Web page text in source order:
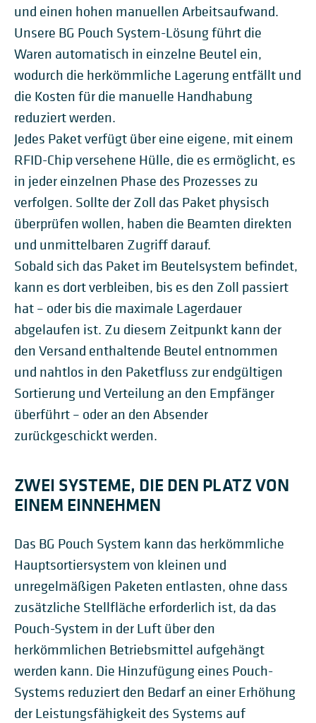
und einen hohen manuellen Arbeitsaufwand.
Unsere BG Pouch System-Lösung führt die
Waren automatisch in einzelne Beutel ein,
wodurch die herkömmliche Lagerung entfällt und
die Kosten für die manuelle Handhabung
reduziert werden.
Jedes Paket verfügt über eine eigene, mit einem
RFID-Chip versehene Hülle, die es ermöglicht, es
in jeder einzelnen Phase des Prozesses zu
verfolgen. Sollte der Zoll das Paket physisch
überprüfen wollen, haben die Beamten direkten
und unmittelbaren Zugriff darauf.
Sobald sich das Paket im Beutelsystem befindet,
kann es dort verbleiben, bis es den Zoll passiert
hat – oder bis die maximale Lagerdauer
abgelaufen ist. Zu diesem Zeitpunkt kann der
den Versand enthaltende Beutel entnommen
und nahtlos in den Paketfluss zur endgültigen
Sortierung und Verteilung an den Empfänger
überführt – oder an den Absender
zurückgeschickt werden.
ZWEI SYSTEME, DIE DEN PLATZ VON
EINEM EINNEHMEN
Das BG Pouch System kann das herkömmliche
Hauptsortiersystem von kleinen und
unregelmäßigen Paketen entlasten, ohne dass
zusätzliche Stellfläche erforderlich ist, da das
Pouch-System in der Luft über den
herkömmlichen Betriebsmittel aufgehängt
werden kann. Die Hinzufügung eines Pouch-
Systems reduziert den Bedarf an einer Erhöhung
der Leistungsfähigkeit des Systems auf